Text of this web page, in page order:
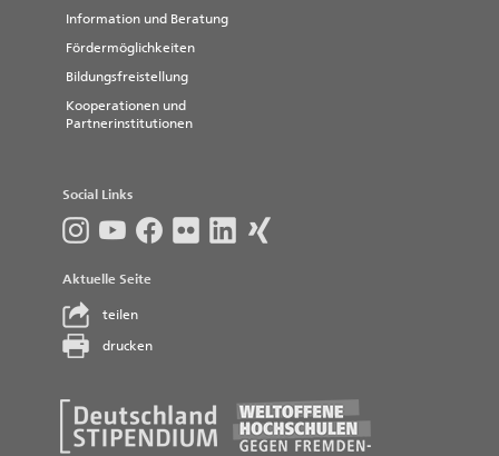
Information und Beratung
Fördermöglichkeiten
Bildungsfreistellung
Kooperationen und
Partnerinstitutionen
Social Links
Aktuelle Seite
teilen
drucken